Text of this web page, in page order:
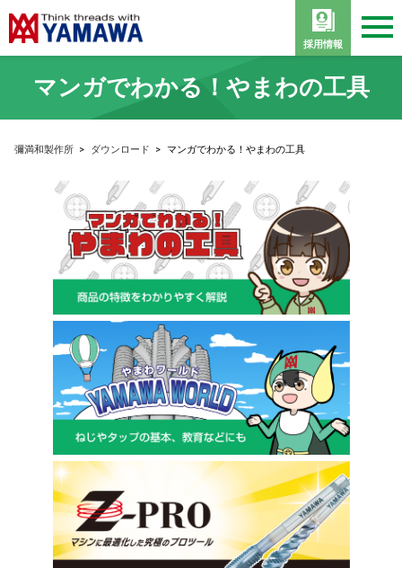
採用情報
マンガでわかる！やまわの工具
彌満和製作所 > ダウンロード > マンガでわかる！やまわの工具